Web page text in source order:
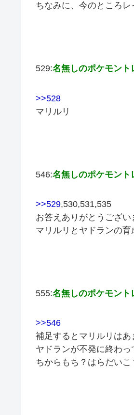
ちなみに、今のところ
529:名無しのポケモント
>>528
マリルリ
546:名無しのポケモント
>>529,530,531,535
お答えありがとうござい
マリルリとヤドランの育
555:名無しのポケモント
>>546
補足するとマリルリは
ヤドランが不発に終わ
ちからもち？はらだいこ